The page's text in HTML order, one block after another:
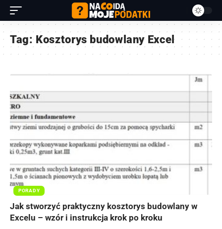
Tag: Kosztorys budowlany Excel
PORADY
Jak stworzyć praktyczny kosztorys budowlany w
Excelu – wzór i instrukcja krok po kroku